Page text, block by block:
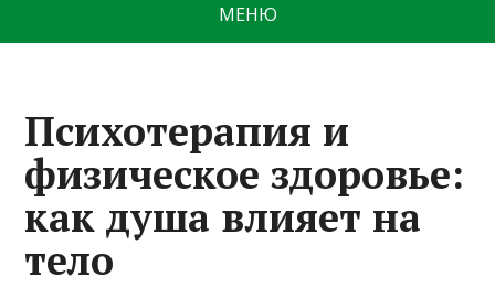
МЕНЮ
Психотерапия и
физическое здоровье:
как душа влияет на
тело